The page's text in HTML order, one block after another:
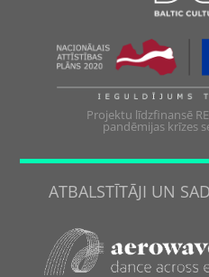
Projektu līdzfinansē
pandēmijas krīzes
ATBALSTĪTĀJI UN